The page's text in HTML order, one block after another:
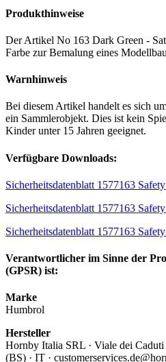
Produkthinweise
Der Artikel No 163 Dark Green -
Farbe zur Bemalung eines
Warnhinweis
Bei diesem Artikel handelt es sich
ein Sammlerobjekt. Dies ist kein
Kinder unter 15 Jahren geeignet.
Verfügbare Downloads:
Sicherheitsdatenblatt 1577163
Sicherheitsdatenblatt 1577163
Sicherheitsdatenblatt 1577163
Verantwortlicher im Sinne der
(GPSR) ist:
Marke
Humbrol
Hersteller
Hornby Italia SRL · Viale dei
(BS) · IT ·